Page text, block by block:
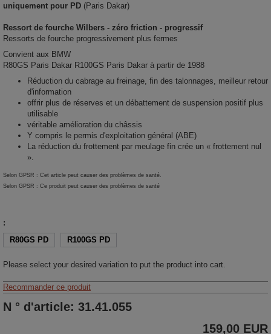
uniquement pour PD (Paris Dakar)
Ressort de fourche Wilbers - zéro friction - progressif
Ressorts de fourche progressivement plus fermes
Convient aux BMW
R80GS Paris Dakar R100GS Paris Dakar à partir de 1988
Réduction du cabrage au freinage, fin des talonnages, meilleur retour
d'information
offrir plus de réserves et un débattement de suspension positif plus
utilisable
véritable amélioration du châssis
Y compris le permis d'exploitation général (ABE)
La réduction du frottement par meulage fin crée un « frottement nul
».
Selon GPSR : Cet article peut causer des problèmes de santé.
Selon GPSR : Ce produit peut causer des problèmes de santé
:
R80GS PD
R100GS PD
Please select your desired variation to put the product into cart.
Recommander ce produit
N ° d'article: 31.41.055
159,00 EUR